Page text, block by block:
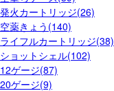
発火カートリッジ(26)
空薬きょう(140)
ライフルカートリッジ(38)
ショットシェル(102)
12ゲージ(87)
20ゲージ(9)